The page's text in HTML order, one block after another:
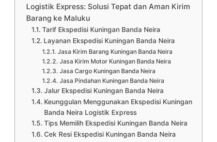
Logistik Express: Solusi Tepat dan Aman Kirim
Barang ke Maluku
Tarif Ekspedisi Kuningan Banda Neira
Layanan Ekspedisi Kuningan Banda Neira
Jasa Kirim Barang Kuningan Banda Neira
Jasa Kirim Motor Kuningan Banda Neira
Jasa Cargo Kuningan Banda Neira
Jasa Pindahan Kuningan Banda Neira
Jalur Ekspedisi Kuningan Banda Neira
Keunggulan Menggunakan Ekspedisi Kuningan
Banda Neira Logistik Express
Tips Memilih Ekspedisi Kuningan Banda Neira
Cek Resi Ekspedisi Kuningan Banda Neira